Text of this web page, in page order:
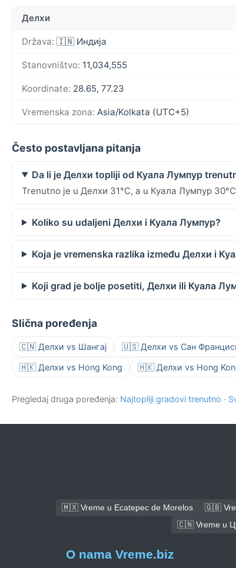
Делхи
Država: 🇮🇳 Индија
Stanovništvo: 11,034,555
Koordinate: 28.65, 77.23
Vremenska zona: Asia/Kolkata (UTC+5)
Često postavljana pitanja
Da li je Делхи topliji od Куала Лумпур
Trenutno je u Делхи 31°C, a u Куала Лумпур
Koliko su udaljeni Делхи i Куала Лумпур?
Koja je vremenska razlika između Делхи i
Koji grad je bolje posetiti, Делхи ili Куала
Slična poređenja
🇨🇳 Делхи vs Шангај 🇺🇸 Делхи vs Сан
🇭🇰 Делхи vs Hong Kong 🇭🇰 Делхи vs Hong
Pregledaj druga poređenja: Najtopliji gradovi trenutno ·
🇲🇽 Vreme u Ecatepec de Morelos 🇬🇧
🇨🇳 Vreme u
O nama Vreme.biz